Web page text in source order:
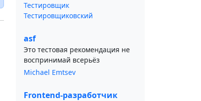
Тестировщик
Тестировщиковский
asf
Это тестовая рекомендация не
воспринимай всерьёз
Michael Emtsev
Frontend-разработчик